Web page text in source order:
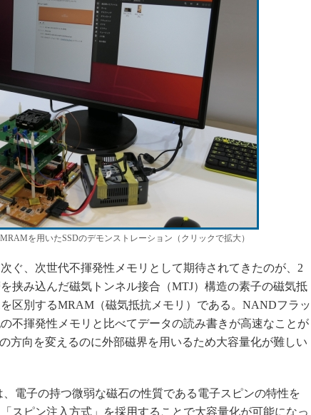
グローバル設計・開発
新型コロナへの対応
を用いたSSDのデモンストレーション（クリックで拡大）
ぐ、次世代不揮発性メモリとして期待されてきたのが、2
挟み込んだ磁気トンネル接合（MTJ）構造の素子の磁気抵
区別するMRAM（磁気抵抗メモリ）である。NANDフラッ
不揮発性メモリと比べてデータの読み書きが高速なことが
方向を変えるのに外部磁界を用いるため大容量化が難しい
電子の持つ微弱な磁石の性質である電子スピンの特性を
スピン注入方式」を採用することで大容量化が可能になっ